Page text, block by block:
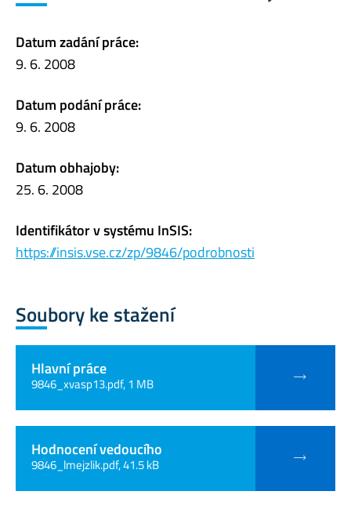
Datum zadání práce:
9. 6. 2008
Datum podání práce:
9. 6. 2008
Datum obhajoby:
25. 6. 2008
Identifikátor v systému InSIS:
https://insis.vse.cz/zp/9846/podrobnosti
Soubory ke stažení
Hlavní práce
9846_xvasp13.pdf, 1 MB
Hodnocení vedoucího
9846_lmejzlik.pdf, 41.5 kB